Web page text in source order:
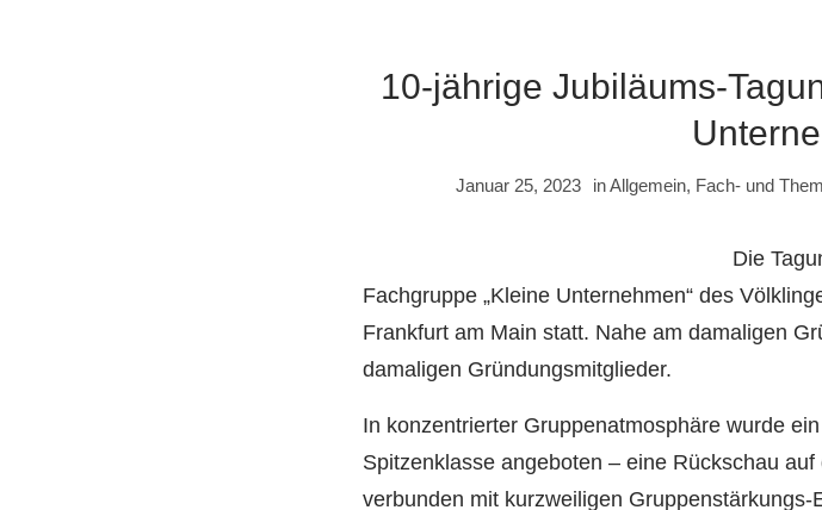
10-jährige Jubiläums-
Januar 25, 2023 inAllgemein, Fach- und
Die
Fachgruppe „Kleine Unternehmen“ des
Frankfurt am Main statt. Nahe am damaligen
damaligen Gründungsmitglieder.
In konzentrierter Gruppenatmosphäre wurde
Spitzenklasse angeboten – eine Rückschau
verbunden mit kurzweiligen Gruppenstärkungs-